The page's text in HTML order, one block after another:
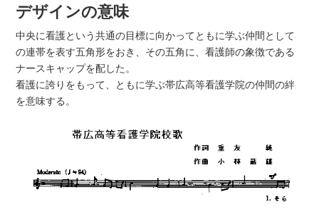
デザインの意味
中央に看護という共通の目標に向かってともに学ぶ仲間として
の連帯を表す五角形をおき、その五角に、看護師の象徴である
ナースキャップを配した。
看護に誇りをもって、ともに学ぶ帯広高等看護学院の仲間の絆
を意味する。